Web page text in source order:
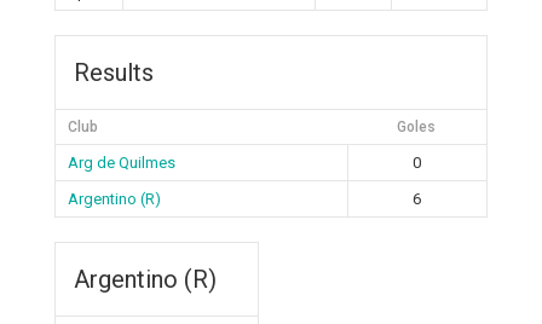
Results
Club Goles
Arg de Quilmes
0
Argentino (R)
6
Argentino (R)